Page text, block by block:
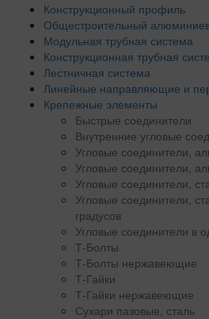
Конструкционный профиль
Общестроительный
Модульная трубная система
Конструкционная трубная
Лестничная система
Линейные направляющие и
Крепежные элементы
Быстрые соединители
Внутренние угловые
Угловые соединители,
Угловые соединители,
Угловые соединители,
Угловые соединители,
градусов
Угловые соединители в
Т-Болты
Т-Болты нержавеющие
Т-Гайки
Т-Гайки нержавеющие
Сухари пазовые, сталь